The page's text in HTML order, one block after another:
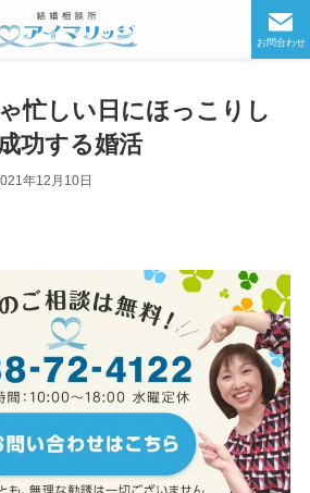
お問合わせ
忙しい日にほっこりし
功する婚活
年12月10日